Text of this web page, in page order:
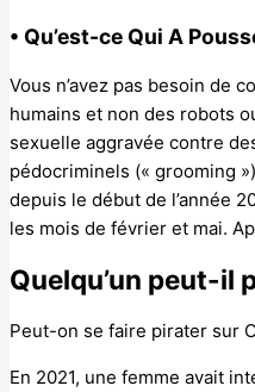
• Qu’est-ce Qui A
Vous n’avez pas besoin de
humains et non des robots
sexuelle aggravée contre
pédocriminels (« grooming
depuis le début de l’année
les mois de février et mai.
Quelqu’un peut-il
Peut-on se faire pirater sur
En 2021, une femme avait